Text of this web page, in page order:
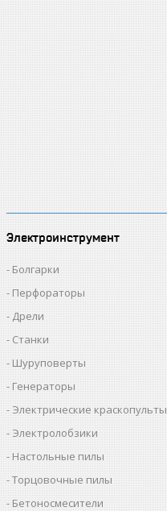
Электроинструмент
Болгарки
Перфораторы
Дрели
Станки
Шуруповерты
Генераторы
Электрические краскопульты
Электролобзики
Настольные пилы
Торцовочные пилы
Бетоносмесители